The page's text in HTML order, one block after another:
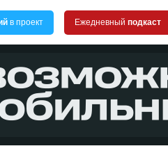
в проект Ежедневный подкаст